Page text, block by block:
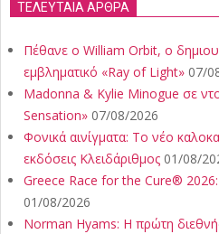
ΤΕΛΕΥΤΑΙΑ ΑΡΘΡΑ
Πέθανε ο William Orbit, ο
εμβληματικό «Ray of Light» 07/
Madonna & Kylie Minogue σε
Sensation» 07/08/2026
Φονικά αινίγματα: Το νέο
εκδόσεις Κλειδάριθμος 01/08/
Greece Race for the Cure®
01/08/2026
Norman Hyams: Η πρώτη